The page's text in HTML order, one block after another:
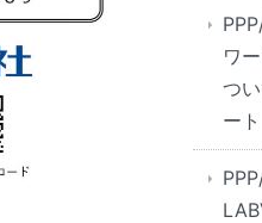
ワ
つ
ート